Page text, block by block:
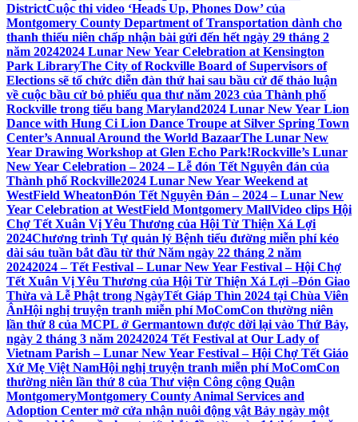
DistrictCuộc thi video ‘Heads Up, Phones Dow’ của
Montgomery County Department of Transportation dành cho
thanh thiếu niên chấp nhận bài gửi đến hết ngày 29 tháng 2
năm 20242024 Lunar New Year Celebration at Kensington
Park LibraryThe City of Rockville Board of Supervisors of
Elections sẽ tổ chức diễn đàn thứ hai sau bầu cử để thảo luận
về cuộc bầu cử bỏ phiếu qua thư năm 2023 của Thành phố
Rockville trong tiểu bang Maryland2024 Lunar New Year Lion
Dance with Hung Ci Lion Dance Troupe at Silver Spring Town
Center’s Annual Around the World BazaarThe Lunar New
Year Drawing Workshop at Glen Echo Park!Rockville’s Lunar
New Year Celebration – 2024 – Lễ đón Tết Nguyên đán của
Thành phố Rockville2024 Lunar New Year Weekend at
WestField WheatonĐón Tết Nguyên Đán – 2024 – Lunar New
Year Celebration at WestField Montgomery MallVideo clips Hội
Chợ Tết Xuân Vị Yêu Thương của Hội Từ Thiện Xá Lợi
2024Chương trình Tự quản lý Bệnh tiểu đường miễn phí kéo
dài sáu tuần bắt đầu từ thứ Năm ngày 22 tháng 2 năm
20242024 – Tết Festival – Lunar New Year Festival – Hội Chợ
Tết Xuân Vị Yêu Thương của Hội Từ Thiện Xá Lợi –Đón Giao
Thừa và Lễ Phật trong NgàyTết Giáp Thìn 2024 tại Chùa Viên
ÂnHội nghị truyện tranh miễn phí MoComCon thường niên
lần thứ 8 của MCPL ở Germantown được dời lại vào Thứ Bảy,
ngày 2 tháng 3 năm 20242024 Tết Festival at Our Lady of
Vietnam Parish – Lunar New Year Festival – Hội Chợ Tết Giáo
Xứ Mẹ Việt NamHội nghị truyện tranh miễn phí MoComCon
thường niên lần thứ 8 của Thư viện Công cộng Quận
MontgomeryMontgomery County Animal Services and
Adoption Center mở cửa nhận nuôi động vật Bảy ngày một